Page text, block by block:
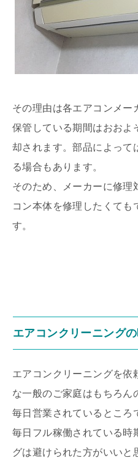
その理由は各エアコンメー
保管している期間はおおよ
却されます。部品によって
る場合もあります。
そのため、メーカーに修理
コン本体を修理したくても
す。
エアコンクリーニング
エアコンクリーニングを依
な一般のご家庭はもちろん
毎日営業されているところ
毎日フル稼働されている時
グは避けられた方がいいと